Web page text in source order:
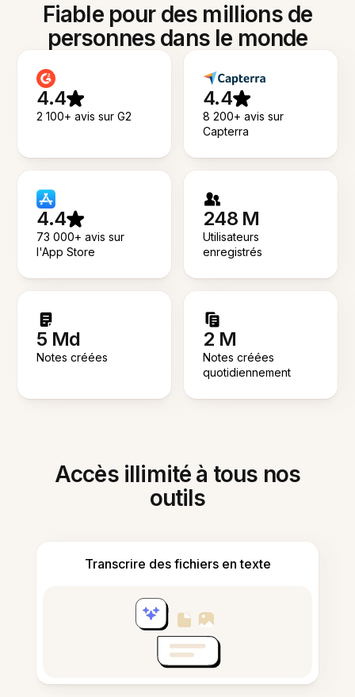
Fiable pour des millions de
personnes dans le monde
4.4
2 100+ avis sur G2
4.4
8 200+ avis sur
Capterra
4.4
73 000+ avis sur
l'App Store
248 M
Utilisateurs
enregistrés
5 Md
Notes créées
2 M
Notes créées
quotidiennement
Accès illimité à tous nos
outils
Transcrire des fichiers en texte